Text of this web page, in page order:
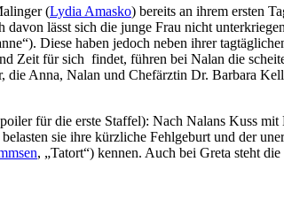
(Lydia Amasko) bereits an ihrem ersten
lässt sich die junge Frau nicht
Diese haben jedoch neben ihrer
Zeit für sich findet, führen bei Nalan die
die Anna, Nalan und Chefärztin Dr. Barbara
für die erste Staffel): Nach Nalans Kuss mit
sie ihre kürzliche Fehlgeburt und der
, „Tatort“) kennen. Auch bei Greta steht